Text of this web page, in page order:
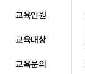
교육인원
교육대상
교육문의